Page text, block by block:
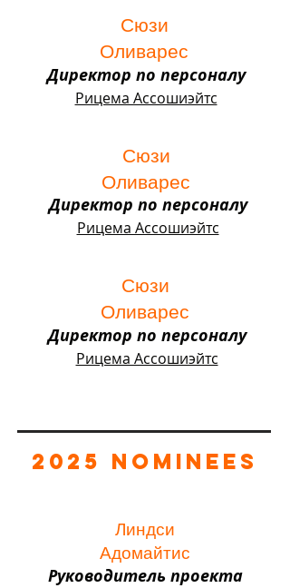
Сюзи
Оливарес
Директор по персоналу
Рицема Ассошиэйтс
Сюзи
Оливарес
Директор по персоналу
Рицема Ассошиэйтс
Сюзи
Оливарес
Директор по персоналу
Рицема Ассошиэйтс
2025 Nominees
Линдси
Адомайтис
Руководитель проекта